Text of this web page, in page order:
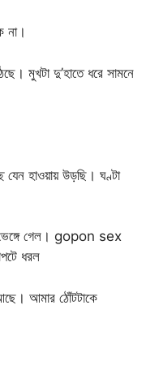
না।
মুখটা দু’হাতে ধরে সামনে
যেন হাওয়ায় উড়ছি। ঘণ্টা
ভেঙ্গে গেল। gopon sex
ধরল
আমার ঠোঁটটাকে